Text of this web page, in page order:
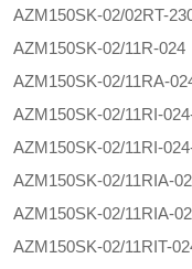
AZM150SK-02/02RT-
AZM150SK-02/11R-024
AZM150SK-02/11RA-
AZM150SK-02/11RI-
AZM150SK-02/11RI-
AZM150SK-02/11RIA-
AZM150SK-02/11RIA-
AZM150SK-02/11RIT-